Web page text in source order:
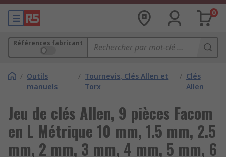
0
Références fabricant
/ Outils
manuels
/ Tournevis, Clés Allen et
Torx
/ Clés
Allen
Jeu de clés Allen, 9 pièces Facom
en L Métrique 10 mm, 1.5 mm, 2.5
mm, 2 mm, 3 mm, 4 mm, 5 mm, 6